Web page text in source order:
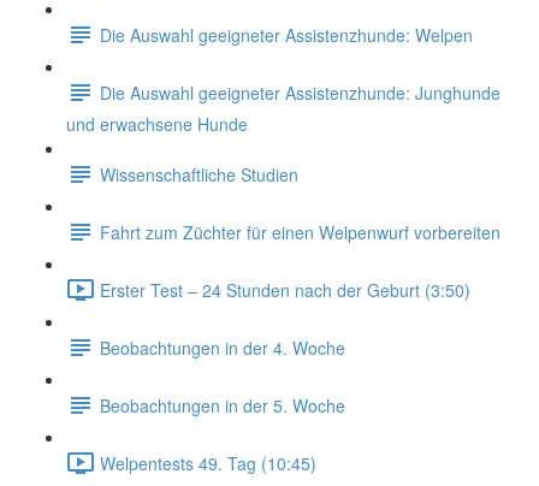
Die Auswahl geeigneter Assistenzhunde: Welpen
Die Auswahl geeigneter Assistenzhunde: Junghunde
und erwachsene Hunde
Wissenschaftliche Studien
Fahrt zum Züchter für einen Welpenwurf vorbereiten
Erster Test – 24 Stunden nach der Geburt (3:50)
Beobachtungen in der 4. Woche
Beobachtungen in der 5. Woche
Welpentests 49. Tag (10:45)